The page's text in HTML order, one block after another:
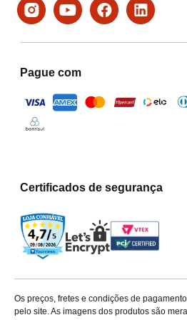
Pague com
Certificados de segurança
Os preços, fretes e condições de
pelo site. As imagens dos produtos são